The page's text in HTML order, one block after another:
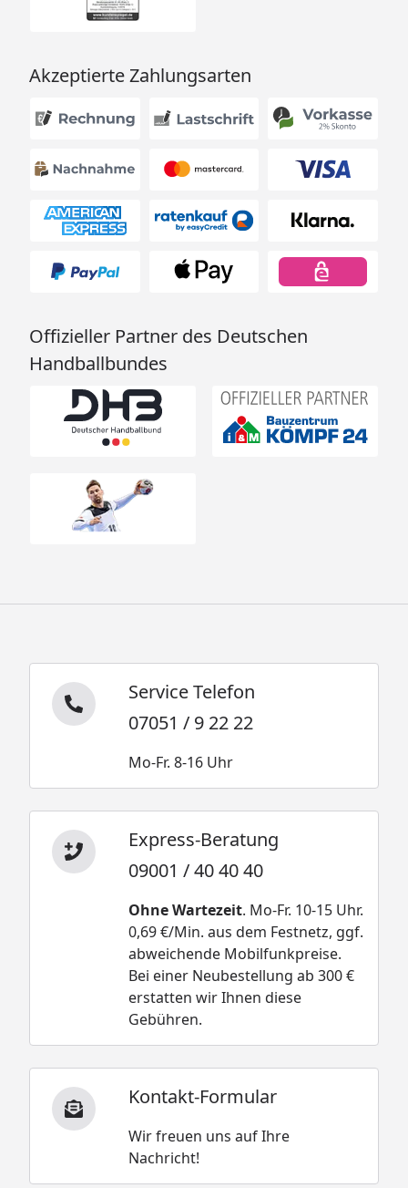
Akzeptierte Zahlungsarten
Offizieller Partner des Deutschen
Handballbundes
Service Telefon
07051 / 9 22 22
Mo-Fr. 8-16 Uhr
Express-Beratung
09001 / 40 40 40
Ohne Wartezeit. Mo-Fr. 10-15 Uhr.
0,69 €/Min. aus dem Festnetz, ggf.
abweichende Mobilfunkpreise.
Bei einer Neubestellung ab 300 €
erstatten wir Ihnen diese
Gebühren.
Kontakt-Formular
Wir freuen uns auf Ihre
Nachricht!